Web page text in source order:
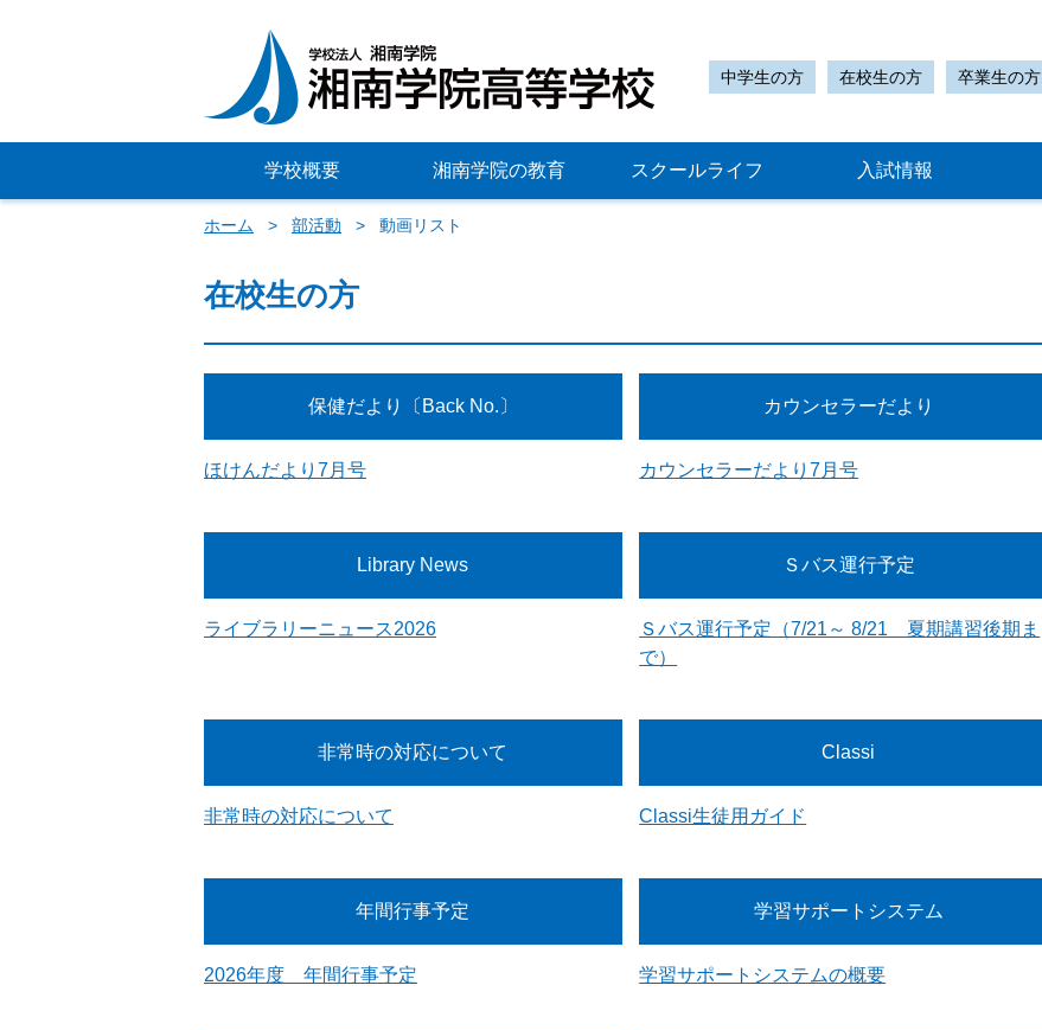
中学生の方 在校生の方 卒業生の方
学校概要 湘南学院の教育 スクールライフ 入試情報
ホーム 部活動 動画リスト
在校生の方
保健だより〔Back No.〕
ほけんだより7月号
カウンセラーだより
カウンセラーだより7月号
Library News
ライブラリーニュース2026
Ｓバス運行予定
Ｓバス運行予定（7/21～ 8/21 夏期講習後期ま
で）
非常時の対応について
非常時の対応について
Classi
Classi生徒用ガイド
年間行事予定
2026年度 年間行事予定
学習サポートシステム
学習サポートシステムの概要